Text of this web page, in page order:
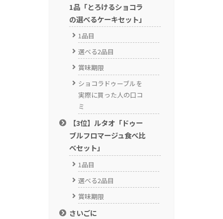
1品「とろけるショコラ
の選べるケーキセット」
1品目
選べる2品目
賞味期限
ショコラドゥーブルを
実際に買った人の口コ
ミ
【3位】ルタオ「ドゥー
ブルフロマージュ食べ比
べセット」
1品目
選べる2品目
賞味期限
さいごに